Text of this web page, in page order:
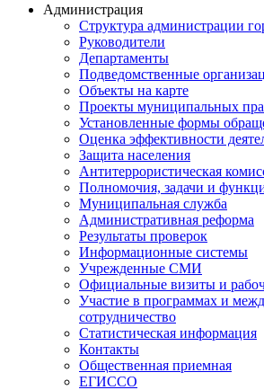
Администрация
Структура администрации
Руководители
Департаменты
Подведомственные
Объекты на карте
Проекты муниципальных
Установленные формы
Оценка эффективности
Защита населения
Антитеррористическая
Полномочия, задачи и
Муниципальная служба
Административная реформа
Результаты проверок
Информационные системы
Учрежденные СМИ
Официальные визиты и
Участие в программах и
сотрудничество
Статистическая информация
Контакты
Общественная приемная
ЕГИССО